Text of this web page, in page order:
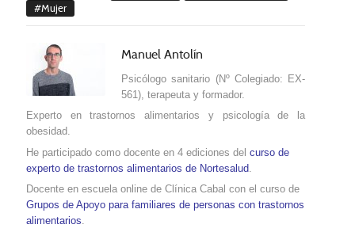
Mujer
Manuel Antolín
Psicólogo sanitario (Nº Colegiado: EX-
561), terapeuta y formador.
Experto en trastornos alimentarios y psicología de la
obesidad.
He participado como docente en 4 ediciones del curso de
experto de trastornos alimentarios de Nortesalud
Docente en escuela online de Clínica Cabal con el curso de
Grupos de Apoyo para familiares de personas con trastornos
alimentarios